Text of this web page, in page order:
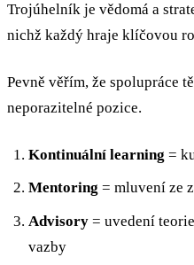
Trojúhelník je vědomá a
nichž každý hraje klíčovou
Pevně věřím, že spolupráce
neporazitelné pozice.
Kontinuální learning =
Mentoring = mluvení ze
Advisory= uvedení
vazby